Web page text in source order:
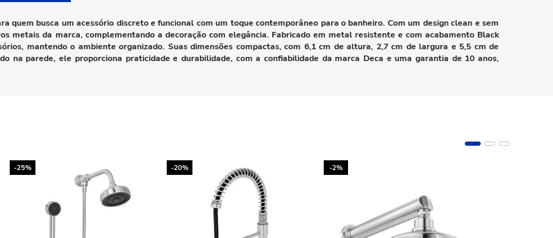
quem busca um acessório discreto e funcional com um toque contemporâneo para o banheiro. Com um design clean e sem
metais da marca, complementando a decoração com elegância. Fabricado em metal resistente e com acabamento Black
mantendo o ambiente organizado. Suas dimensões compactas, com 6,1 cm de altura, 2,7 cm de largura e 5,5 cm de
na parede, ele proporciona praticidade e durabilidade, com a confiabilidade da marca Deca e uma garantia de 10 anos,
-25% -20% -2%